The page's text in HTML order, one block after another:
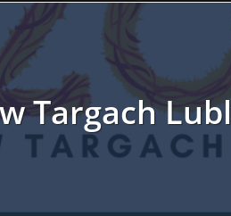
reaguje na słowa Dmitrija
śl ... Polak premierem Litwy?
TV ... ABW zatrzymała szpiega.
... TSUE uderza w plan
...
...
Targach